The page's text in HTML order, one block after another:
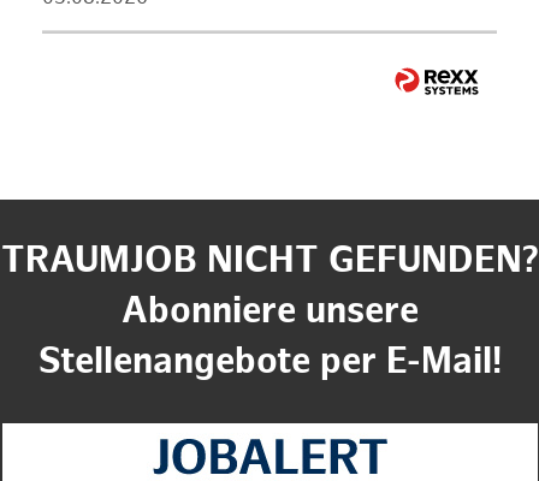
TRAUMJOB NICHT GEFUNDEN?
Abonniere unsere
Stellenangebote per E-Mail!